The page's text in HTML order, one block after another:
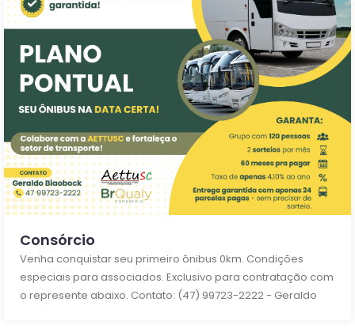
Consórcio
Venha conquistar seu primeiro ônibus 0km. Condições
especiais para associados. Exclusivo para contratação com
o represente abaixo. Contato: (47) 99723-2222 - Geraldo